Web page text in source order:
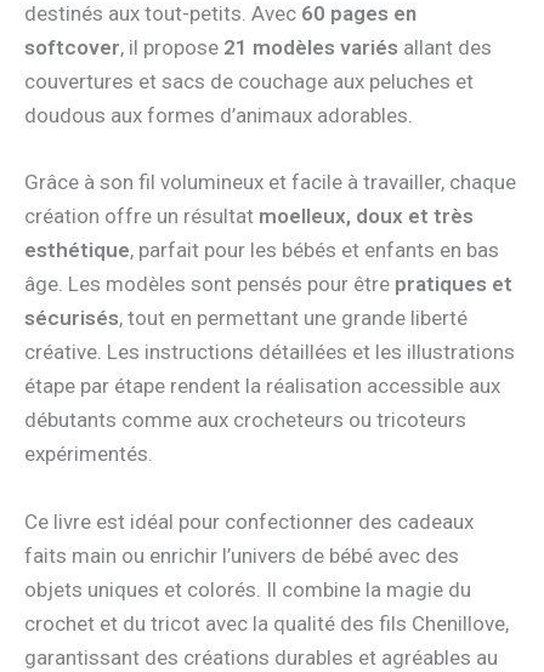
destinés aux tout-petits. Avec 60 pages en
softcover, il propose 21 modèles variés allant des
couvertures et sacs de couchage aux peluches et
doudous aux formes d’animaux adorables.
Grâce à son fil volumineux et facile à travailler, chaque
création offre un résultat moelleux, doux et très
esthétique, parfait pour les bébés et enfants en bas
âge. Les modèles sont pensés pour être pratiques et
sécurisés, tout en permettant une grande liberté
créative. Les instructions détaillées et les illustrations
étape par étape rendent la réalisation accessible aux
débutants comme aux crocheteurs ou tricoteurs
expérimentés.
Ce livre est idéal pour confectionner des cadeaux
faits main ou enrichir l’univers de bébé avec des
objets uniques et colorés. Il combine la magie du
crochet et du tricot avec la qualité des fils Chenillove,
garantissant des créations durables et agréables au